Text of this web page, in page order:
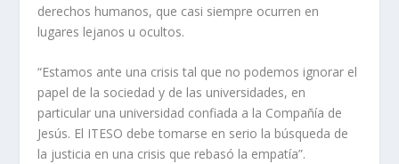
derechos humanos, que casi siempre ocurren en
lugares lejanos u ocultos.
“Estamos ante una crisis tal que no podemos ignorar el
papel de la sociedad y de las universidades, en
particular una universidad confiada a la Compañía de
Jesús. El ITESO debe tomarse en serio la búsqueda de
la justicia en una crisis que rebasó la empatía”.